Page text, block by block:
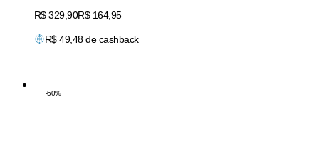
Original price:
R$ 329,90Price:
R$ 164,95
R$49,48de cashback
-50%